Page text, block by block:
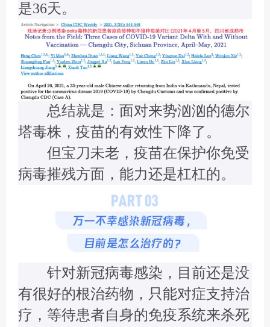
是36天。
总结就是：面对来势汹汹的德尔
塔毒株，疫苗的有效性下降了。
但宝刀未老，疫苗在保护你免受
病毒摧残方面，能力还是杠杠的。
针对新冠病毒感染，目前还是没
有很好的根治药物，只能对症支持治
疗，等待患者自身的免疫系统来杀死